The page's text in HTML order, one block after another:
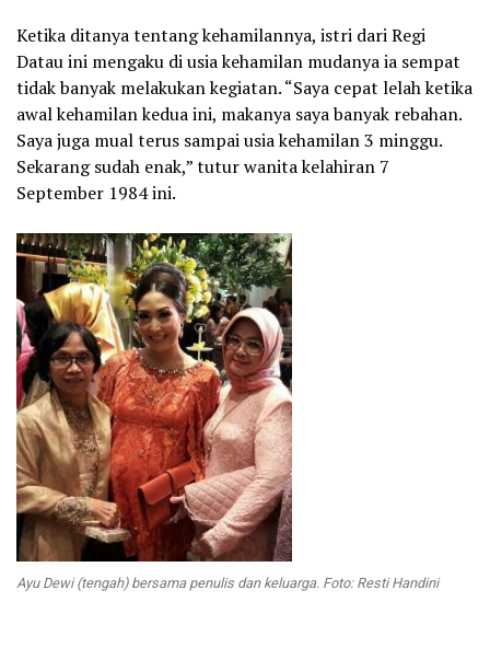
Ketika ditanya tentang kehamilannya, istri dari Regi
Datau ini mengaku di usia kehamilan mudanya ia sempat
tidak banyak melakukan kegiatan. “Saya cepat lelah ketika
awal kehamilan kedua ini, makanya saya banyak rebahan.
Saya juga mual terus sampai usia kehamilan 3 minggu.
Sekarang sudah enak,” tutur wanita kelahiran 7
September 1984 ini.
Ayu Dewi (tengah) bersama penulis dan keluarga. Foto: Resti Handini